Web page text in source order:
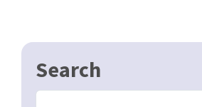
Search